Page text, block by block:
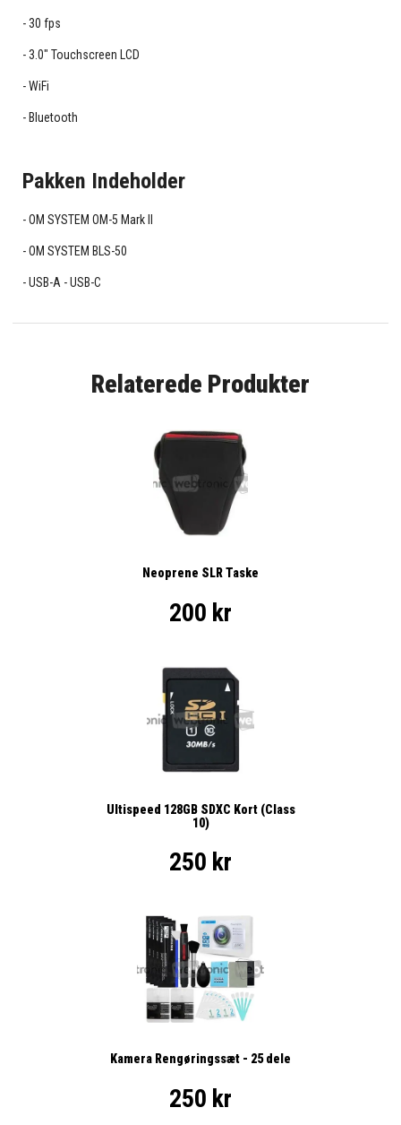
30 fps
3.0" Touchscreen LCD
WiFi
Bluetooth
Pakken Indeholder
OM SYSTEM OM-5 Mark II
OM SYSTEM BLS-50
USB-A - USB-C
Relaterede Produkter
Neoprene SLR Taske
200 kr
Ultispeed 128GB SDXC Kort (Class
10)
250 kr
Kamera Rengøringssæt - 25 dele
250 kr